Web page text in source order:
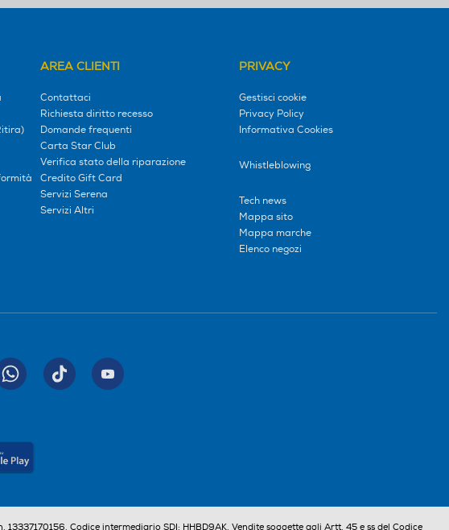
AREA CLIENTI
Contattaci
Richiesta diritto recesso
Domande frequenti
Carta Star Club
Verifica stato della riparazione
Credito Gift Card
Servizi Serena
Servizi Altri
PRIVACY
Gestisci cookie
Privacy Policy
Informativa Cookies
Whistleblowing
Tech news
Mappa sito
Mappa marche
Elenco negozi
Codice intermediario SDI: HHBD9AK. Vendite soggette agli Artt. 45 e ss del Codice